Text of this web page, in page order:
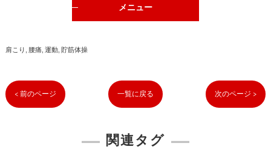
メニュー
肩こり 腰痛 運動 貯筋体操
< 前のページ 一覧に戻る 次のページ >
関連タグ